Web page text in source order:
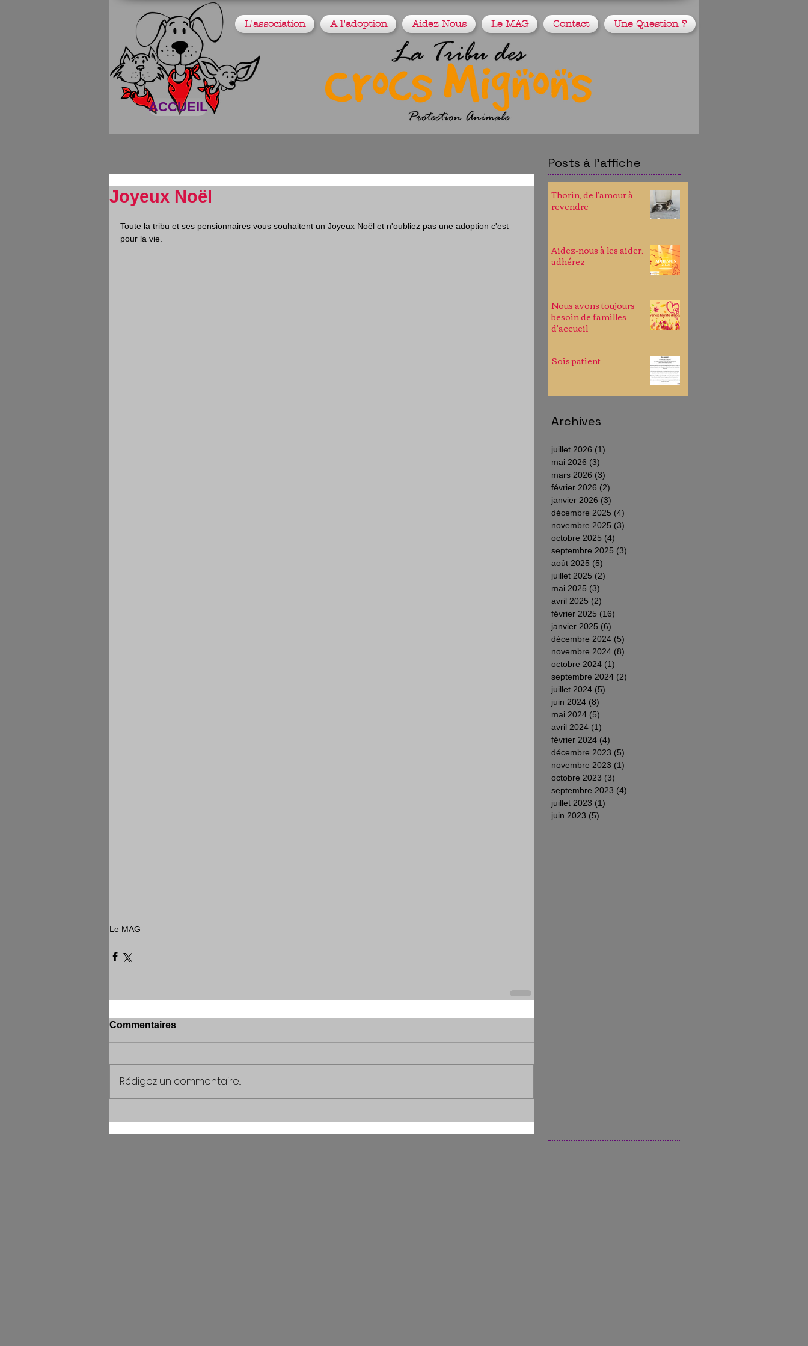
L'association A l'adoption Aidez Nous Le MAG Contact Une Question ?
ACCUEIL
Posts à l'affiche
Joyeux Noël
Toute la tribu et ses pensionnaires vous souhaitent un Joyeux Noël et n'oubliez pas une adoption c'est
pour la vie.
Le MAG
Commentaires
Rédigez un commentaire...
Thorin, de l'amour à
revendre
Aidez-nous à les aider,
adhérez
Nous avons toujours
besoin de familles
d'accueil
Sois patient
Archives
juillet 2026 (1)
mai 2026 (3)
mars 2026 (3)
février 2026 (2)
janvier 2026 (3)
décembre 2025 (4)
novembre 2025 (3)
octobre 2025 (4)
septembre 2025 (3)
août 2025 (5)
juillet 2025 (2)
mai 2025 (3)
avril 2025 (2)
février 2025 (16)
janvier 2025 (6)
décembre 2024 (5)
novembre 2024 (8)
octobre 2024 (1)
septembre 2024 (2)
juillet 2024 (5)
juin 2024 (8)
mai 2024 (5)
avril 2024 (1)
février 2024 (4)
décembre 2023 (5)
novembre 2023 (1)
octobre 2023 (3)
septembre 2023 (4)
juillet 2023 (1)
juin 2023 (5)